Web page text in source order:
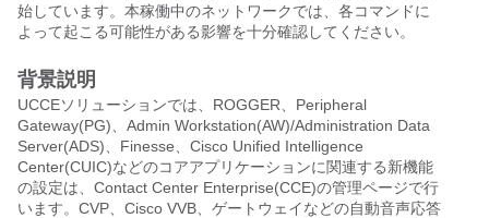
始しています。本稼働中のネットワークでは、各コマンドに
よって起こる可能性がある影響を十分確認してください。
背景説明
UCCEソリューションでは、ROGGER、Peripheral
Gateway(PG)、Admin Workstation(AW)/Administration Data
Server(ADS)、Finesse、Cisco Unified Intelligence
Center(CUIC)などのコアアプリケーションに関連する新機能
の設定は、Contact Center Enterprise(CCE)の管理ページで行
います。CVP、Cisco VVB、ゲートウェイなどの自動音声応答